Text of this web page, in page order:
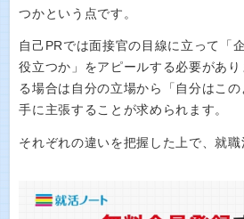
つかという点です。
自己PRでは面接官の目線に立って「
役立つか」をアピールする必要があ
る場合は自分の立場から「自分はこ
手に主張することが求められます。
それぞれの違いを把握した上で、就職